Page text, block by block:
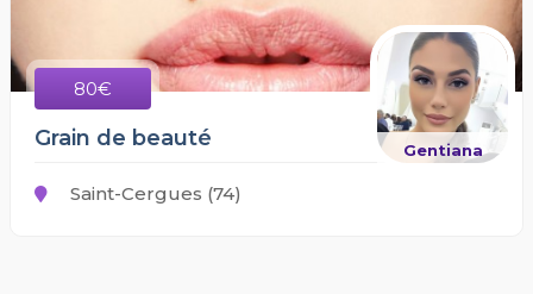
80€
Gentiana
Grain de beauté
Saint-Cergues (74)